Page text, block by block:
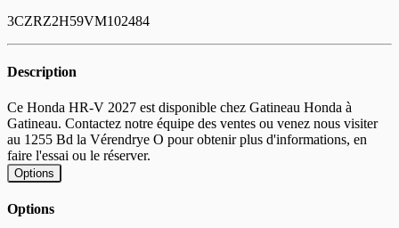
3CZRZ2H59VM102484
Description
Ce Honda HR-V 2027 est disponible chez Gatineau Honda à
Gatineau. Contactez notre équipe des ventes ou venez nous visiter
au 1255 Bd la Vérendrye O pour obtenir plus d'informations, en
faire l'essai ou le réserver.
Options
Options